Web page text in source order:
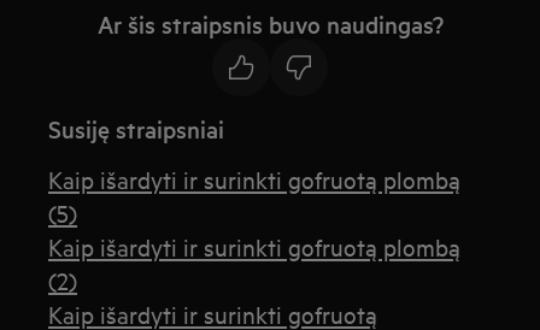
Ar šis straipsnis buvo naudingas?
Susiję straipsniai
Kaip išardyti ir surinkti gofruotą plombą
(5)
Kaip išardyti ir surinkti gofruotą plombą
(2)
Kaip išardyti ir surinkti gofruotą